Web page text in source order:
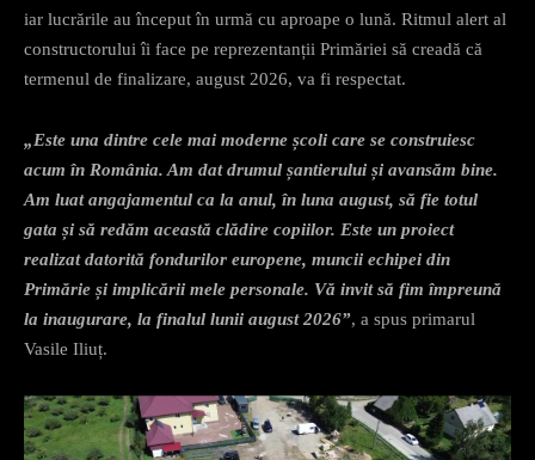
iar lucrările au început în urmă cu aproape o lună. Ritmul alert al
constructorului îi face pe reprezentanții Primăriei să creadă că
termenul de finalizare, august 2026, va fi respectat.
„Este una dintre cele mai moderne școli care se construiesc
acum în România. Am dat drumul șantierului și avansăm bine.
Am luat angajamentul ca la anul, în luna august, să fie totul
gata și să redăm această clădire copiilor. Este un proiect
realizat datorită fondurilor europene, muncii echipei din
Primărie și implicării mele personale. Vă invit să fim împreună
la inaugurare, la finalul lunii august 2026”, a spus primarul
Vasile Iliuț.